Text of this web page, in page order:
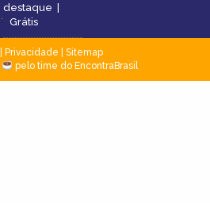
destaque |
Grátis
Privacidade
Sitemap
pelo time do EncontraBrasil